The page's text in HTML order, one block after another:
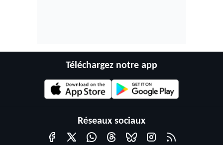
Téléchargez notre app
Réseaux sociaux